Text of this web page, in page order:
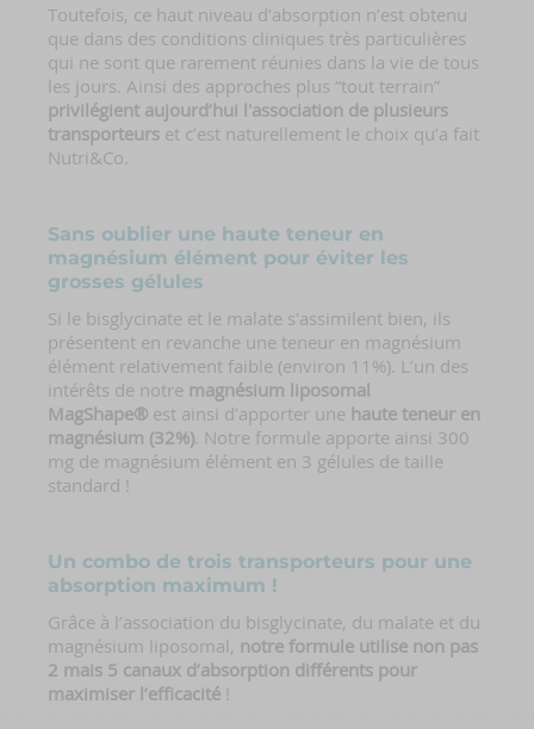
Toutefois, ce haut niveau d’absorption n’est obtenu
que dans des conditions cliniques très particulières
qui ne sont que rarement réunies dans la vie de tous
les jours. Ainsi des approches plus “tout terrain”
privilégient aujourd’hui l'association de plusieurs
transporteurs et c’est naturellement le choix qu’a fait
Nutri&Co.
Sans oublier une haute teneur en
magnésium élément pour éviter les
grosses gélules
Si le bisglycinate et le malate s'assimilent bien, ils
présentent en revanche une teneur en magnésium
élément relativement faible (environ 11%). L’un des
intérêts de notre magnésium liposomal
MagShape® est ainsi d’apporter une haute teneur en
magnésium (32%) . Notre formule apporte ainsi 300
mg de magnésium élément en 3 gélules de taille
standard !
Un combo de trois transporteurs pour une
absorption maximum !
Grâce à l’association du bisglycinate, du malate et du
magnésium liposomal, notre formule utilise non pas
2 mais 5 canaux d’absorption différents pour
maximiser l’efficacité !